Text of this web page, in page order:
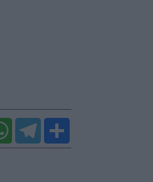
WhatsAppTelegram